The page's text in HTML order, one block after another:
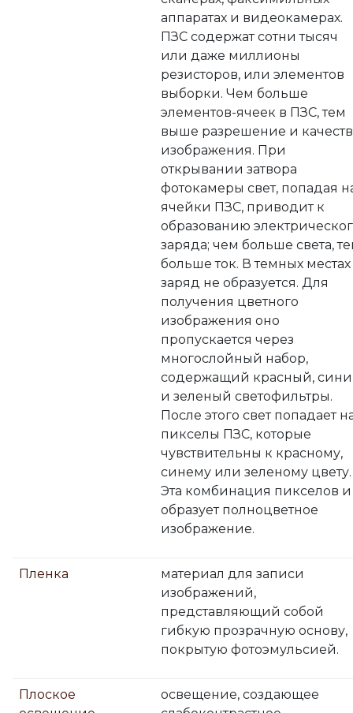
аппаратах и видеокамерах.
ПЗС содержат сотни тысяч
или даже миллионы
резисторов, или элементов
выборки. Чем больше
элементов-ячеек в ПЗС, тем
выше разрешение и
изображения. При
открывании затвора
фотокамеры свет, попадая
ячейки ПЗС, приводит к
образованию
заряда; чем больше света,
больше ток. В темных местах
заряд не образуется. Для
получения цветного
изображения оно
пропускается через
многослойный набор,
содержащий красный,
и зеленый светофильтры.
После этого свет попадает
пикселы ПЗС, которые
чувствительны к красному,
синему или зеленому цвету.
Эта комбинация пикселов и
образует полноцветное
изображение.
Пленка
материал для записи
изображений,
представляющий собой
гибкую прозрачную основу,
покрытую фотоэмульсией.
Плоское
освещение, создающее